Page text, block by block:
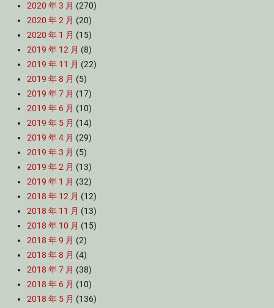
2020 年 3 月 (270)
2020 年 2 月 (20)
2020 年 1 月 (15)
2019 年 12 月 (8)
2019 年 11 月 (22)
2019 年 8 月 (5)
2019 年 7 月 (17)
2019 年 6 月 (10)
2019 年 5 月 (14)
2019 年 4 月 (29)
2019 年 3 月 (5)
2019 年 2 月 (13)
2019 年 1 月 (32)
2018 年 12 月 (12)
2018 年 11 月 (13)
2018 年 10 月 (15)
2018 年 9 月 (2)
2018 年 8 月 (4)
2018 年 7 月 (38)
2018 年 6 月 (10)
2018 年 5 月 (136)